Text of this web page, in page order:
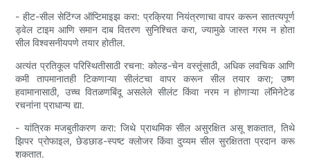
- हीट-सील सेटिंग्ज ऑप्टिमाइझ करा: प्रक्रिया नियंत्रणाचा वापर करून सातत्यपूर्ण
ड्वेल टाइम आणि समान दाब वितरण सुनिश्चित करा, ज्यामुळे जास्त गरम न होता
सील विश्वसनीयपणे तयार होतील.
अत्यंत प्रतिकूल परिस्थितीसाठी रचना: कोल्ड-चेन वस्तूंसाठी, अधिक लवचिक आणि
कमी तापमानातही टिकणाऱ्या सीलंटचा वापर करून सील तयार करा; उष्ण
हवामानासाठी, उच्च वितळणबिंदू असलेले सीलंट किंवा नरम न होणाऱ्या लॅमिनेटेड
रचनांना प्राधान्य द्या.
- यांत्रिक मजबुतीकरण करा: जिथे प्राथमिक सील असुरक्षित असू शकतात, तिथे
झिपर प्रोफाइल, छेडछाड-स्पष्ट क्लोजर किंवा दुय्यम सील सुरक्षितता प्रदान करू
शकतात.